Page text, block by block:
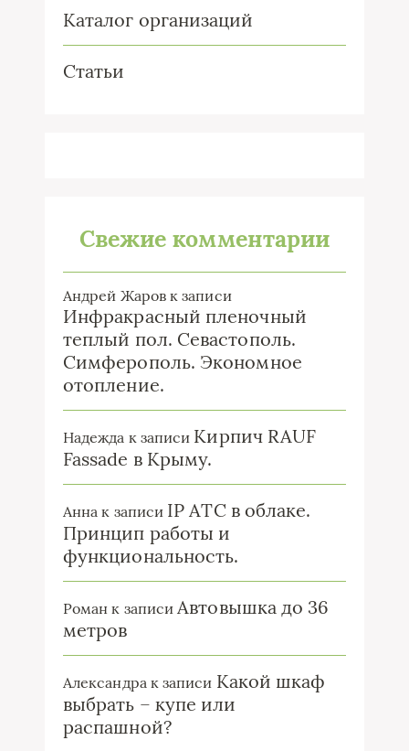
Каталог организаций
Статьи
Свежие комментарии
Андрей Жаровк записи
Инфракрасный пленочный
теплый пол. Севастополь.
Симферополь. Экономное
отопление.
Надежда к записи Кирпич RAUF
Fassade в Крыму.
Анна к записи IP ATC в облаке.
Принцип работы и
функциональность.
Роман к записи Автовышка до 36
метров
Александра к записи Какой шкаф
выбрать – купе или
распашной?